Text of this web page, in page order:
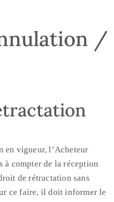
/
en vigueur, l’Acheteur
à compter de la réception
de rétractation sans
ce faire, il doit informer le